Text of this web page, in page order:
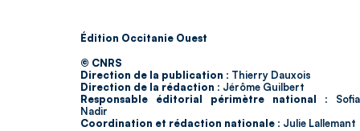
Édition Occitanie Ouest
© CNRS
Direction de la publication : Thierry Dauxois
Direction de la rédaction : Jérôme Guilbert
Responsable éditorial périmètre national : Sofia
Nadir
Coordination et rédaction nationale : Julie Lallemant